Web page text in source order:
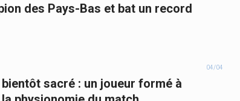
des Pays-Bas et bat un record
04/04
sacré : un joueur formé à